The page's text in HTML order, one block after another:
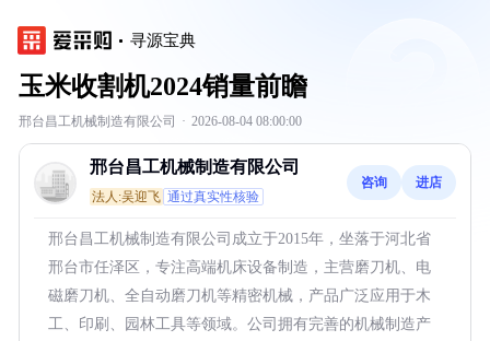
寻源宝典
玉米收割机2024销量前瞻
邢台昌工机械制造有限公司 · 2026-08-04 08:00:00
邢台昌工机械制造有限公司
法人:吴迎飞 通过真实性核验
咨询 进店
邢台昌工机械制造有限公司成立于2015年，坐落于河北省
邢台市任泽区，专注高端机床设备制造，主营磨刀机、电
磁磨刀机、全自动磨刀机等精密机械，产品广泛应用于木
工、印刷、园林工具等领域。公司拥有完善的机械制造产